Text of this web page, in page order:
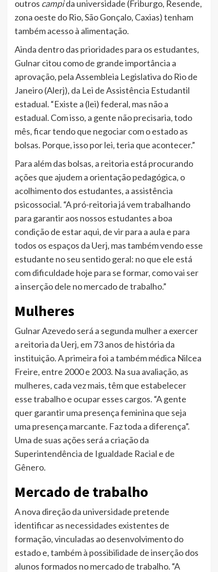
outros campida universidade (Friburgo, Resende,
zona oeste do Rio, São Gonçalo, Caxias) tenham
também acesso à alimentação.
Ainda dentro das prioridades para os estudantes,
Gulnar citou como de grande importância a
aprovação, pela Assembleia Legislativa do Rio de
Janeiro (Alerj), da Lei de Assistência Estudantil
estadual. “Existe a (lei) federal, mas não a
estadual. Com isso, a gente não precisaria, todo
mês, ficar tendo que negociar com o estado as
bolsas. Porque, isso por lei, teria que acontecer.”
Para além das bolsas, a reitoria está procurando
ações que ajudem a orientação pedagógica, o
acolhimento dos estudantes, a assistência
psicossocial. “A pró-reitoria já vem trabalhando
para garantir aos nossos estudantes a boa
condição de estar aqui, de vir para a aula e para
todos os espaços da Uerj, mas também vendo esse
estudante no seu sentido geral: no que ele está
com dificuldade hoje para se formar, como vai ser
a inserção dele no mercado de trabalho.”
Mulheres
Gulnar Azevedo será a segunda mulher a exercer
a reitoria da Uerj, em 73 anos de história da
instituição. A primeira foi a também médica Nilcea
Freire, entre 2000 e 2003. Na sua avaliação, as
mulheres, cada vez mais, têm que estabelecer
esse trabalho e ocupar esses cargos. “A gente
quer garantir uma presença feminina que seja
uma presença marcante. Faz toda a diferença”.
Uma de suas ações será a criação da
Superintendência de Igualdade Racial e de
Gênero.
Mercado de trabalho
A nova direção da universidade pretende
identificar as necessidades existentes de
formação, vinculadas ao desenvolvimento do
estado e, também à possibilidade de inserção dos
alunos formados no mercado de trabalho. “A